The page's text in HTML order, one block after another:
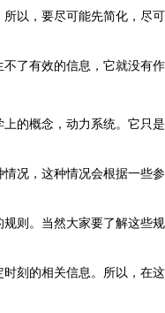
以，要尽可能先简化，尽
了有效的信息，它就没有作
的概念，动力系统。它只
况，这种情况会根据一些
则。当然大家要了解这些
时刻的相关信息。所以，在